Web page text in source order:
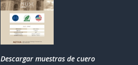
Descargar muestras de cuero